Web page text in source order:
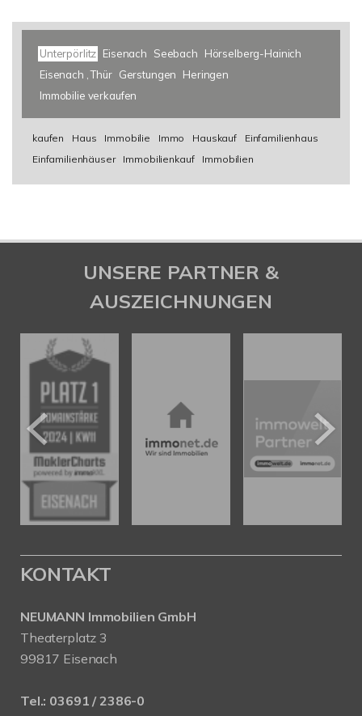
Unterpörlitz Eisenach Seebach
Hörselberg-Hainich
Eisenach , Thür Gerstungen
Heringen
Immobilie verkaufen
kaufen Haus Immobilie Immo Hauskauf
Einfamilienhaus
Einfamilienhäuser
Immobilienkauf Immobilien
UNSERE PARTNER &
AUSZEICHNUNGEN
KONTAKT
NEUMANN Immobilien GmbH
Theaterplatz 3
99817 Eisenach
Tel.: 03691 / 2386-0